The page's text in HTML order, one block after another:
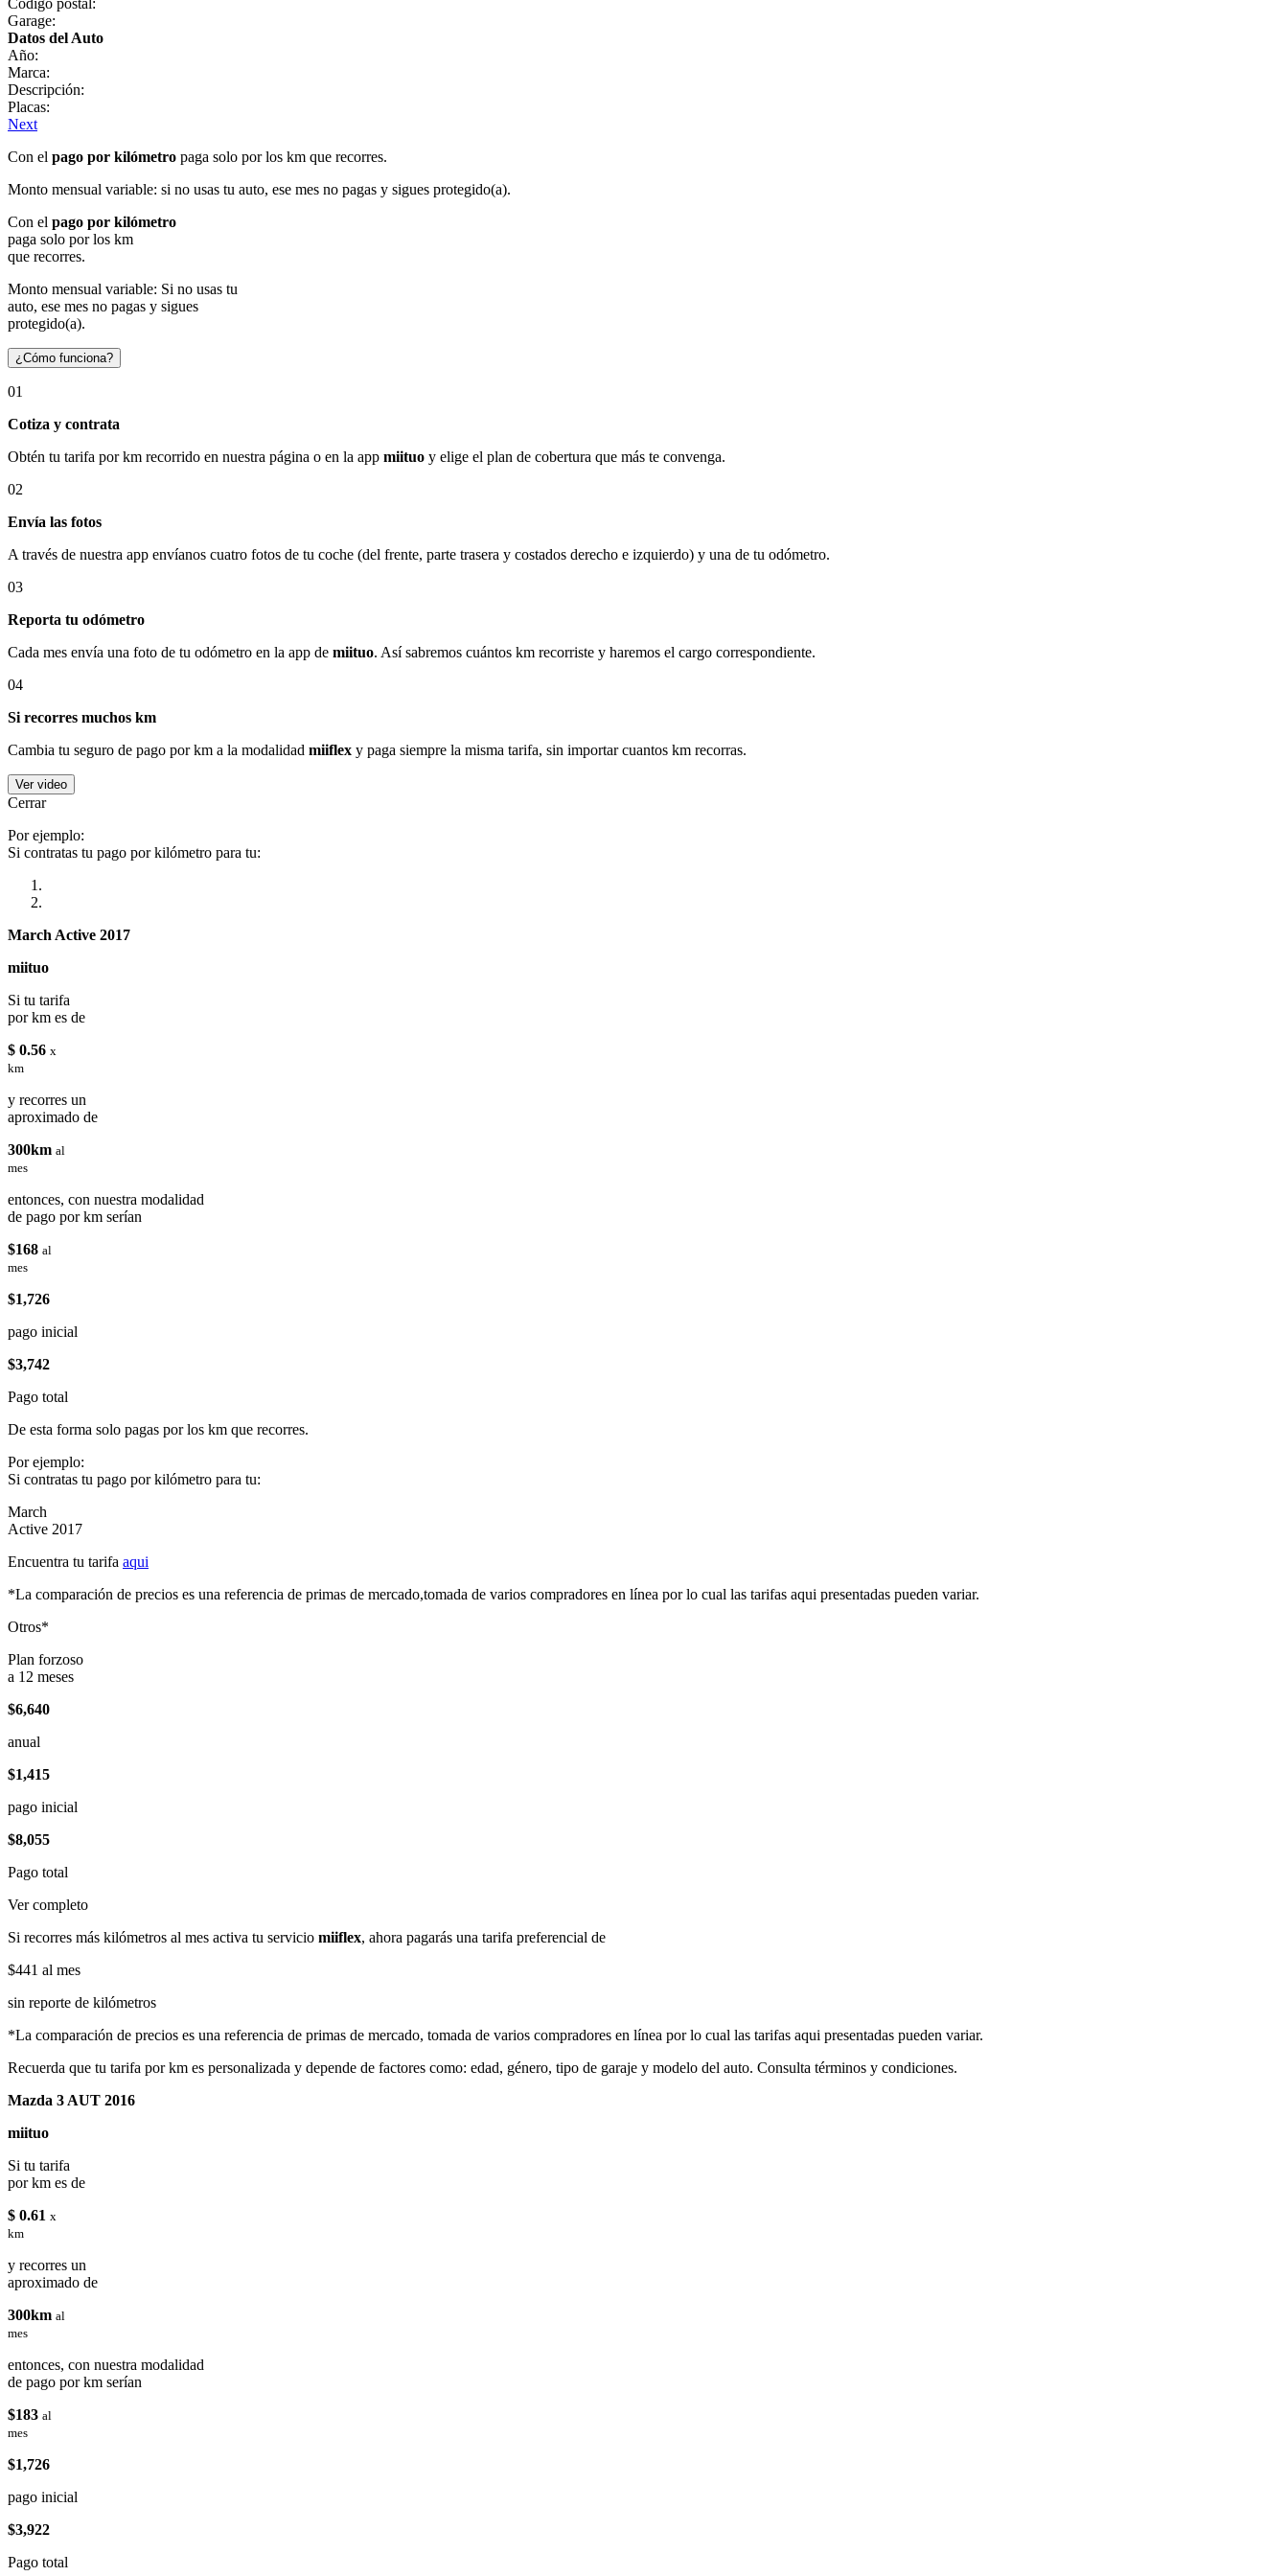
Garage:
Datos del Auto
Año:
Marca:
Descripción:
Placas:
Next
Con el pago por kilómetro paga solo por los km que recorres.
Monto mensual variable: si no usas tu auto, ese mes no pagas y sigues protegido(a).
Con el pago por kilómetro
paga solo por los km
que recorres.
Monto mensual variable: Si no usas tu
auto, ese mes no pagas y sigues
protegido(a).
¿Cómo funciona?
01
Cotiza y contrata
Obtén tu tarifa por km recorrido en nuestra página o en la app miituo y elige el plan de cobertura que más te convenga.
02
Envía las fotos
A través de nuestra app envíanos cuatro fotos de tu coche (del frente, parte trasera y costados derecho e izquierdo) y una de tu odómetro.
03
Reporta tu odómetro
Cada mes envía una foto de tu odómetro en la app de miituo. Así sabremos cuántos km recorriste y haremos el cargo correspondiente.
04
Si recorres muchos km
Cambia tu seguro de pago por km a la modalidad miiflex y paga siempre la misma tarifa, sin importar cuantos km recorras.
Ver video
Cerrar
Por ejemplo:
Si contratas tu pago por kilómetro para tu:
March Active 2017
miituo
Si tu tarifa
por km es de
$ 0.56 x
km
y recorres un
aproximado de
300km al
mes
entonces, con nuestra modalidad
de pago por km serían
$168 al
mes
$1,726
pago inicial
$3,742
Pago total
De esta forma solo pagas por los km que recorres.
Por ejemplo:
Si contratas tu pago por kilómetro para tu:
March
Active 2017
Encuentra tu tarifa aqui
*La comparación de precios es una referencia de primas de mercado,tomada de varios compradores en línea por lo cual las tarifas aqui presentadas pueden variar.
Otros*
Plan forzoso
a 12 meses
$6,640
anual
$1,415
pago inicial
$8,055
Pago total
Ver completo
Si recorres más kilómetros al mes activa tu servicio miiflex, ahora pagarás una tarifa preferencial de
$441 al mes
sin reporte de kilómetros
*La comparación de precios es una referencia de primas de mercado, tomada de varios compradores en línea por lo cual las tarifas aqui presentadas pueden variar.
Recuerda que tu tarifa por km es personalizada y depende de factores como: edad, género, tipo de garaje y modelo del auto. Consulta términos y condiciones.
Mazda 3 AUT 2016
miituo
Si tu tarifa
por km es de
$ 0.61 x
km
y recorres un
aproximado de
300km al
mes
entonces, con nuestra modalidad
de pago por km serían
$183 al
mes
$1,726
pago inicial
$3,922
Pago total